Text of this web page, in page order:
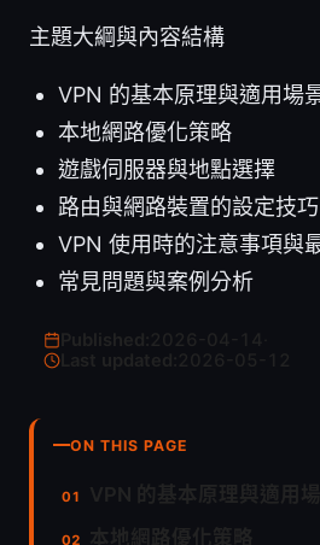
主題大綱與內容結構
VPN 的基本原理與適用場
本地網路優化策略
遊戲伺服器與地點選擇
路由與網路裝置的設定技巧
VPN 使用時的注意事項與
常見問題與案例分析
Last updated:
ON THIS PAGE